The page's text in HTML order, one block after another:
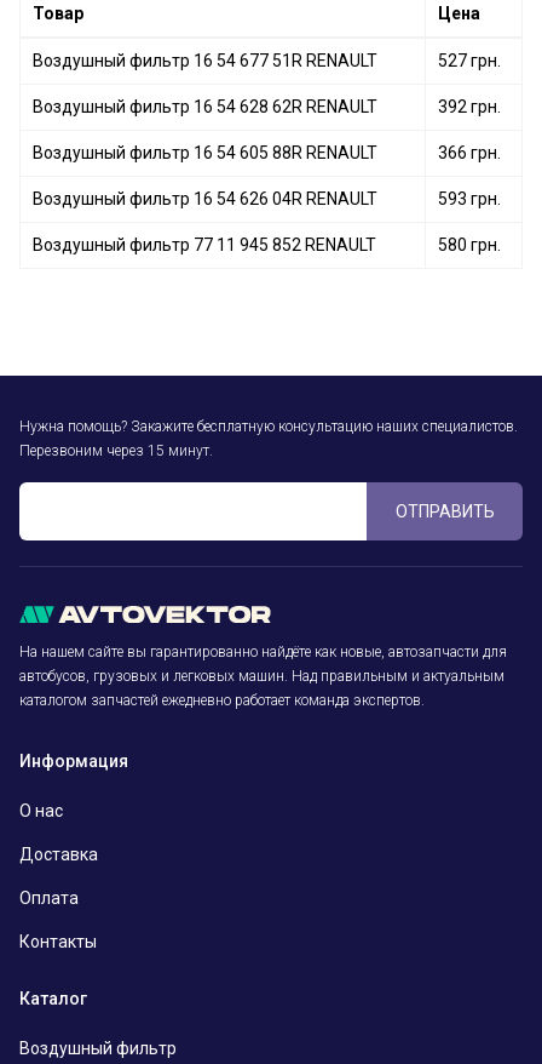
Товар Цена
Воздушный фильтр 16 54 677 51R RENAULT 527 грн.
Воздушный фильтр 16 54 628 62R RENAULT 392 грн.
Воздушный фильтр 16 54 605 88R RENAULT 366 грн.
Воздушный фильтр 16 54 626 04R RENAULT 593 грн.
Воздушный фильтр 77 11 945 852 RENAULT 580 грн.
Нужна помощь? Закажите бесплатную консультацию наших специалистов.
Перезвоним через 15 минут.
ОТПРАВИТЬ
На нашем сайте вы гарантированно найдёте как новые, автозапчасти для
автобусов, грузовых и легковых машин. Над правильным и актуальным
каталогом запчастей ежедневно работает команда экспертов.
Информация
О нас
Доставка
Оплата
Контакты
Каталог
Воздушный фильтр